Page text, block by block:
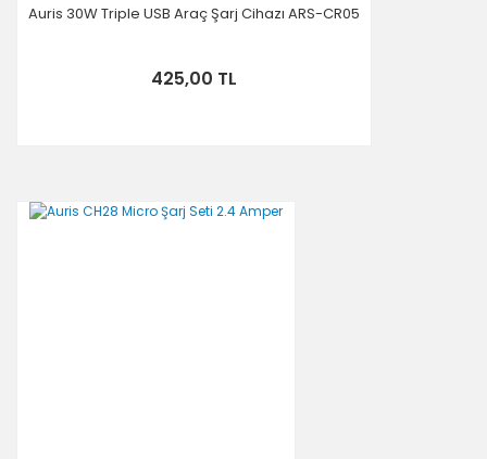
Auris 30W Triple USB Araç Şarj Cihazı ARS-CR05
425,00 TL